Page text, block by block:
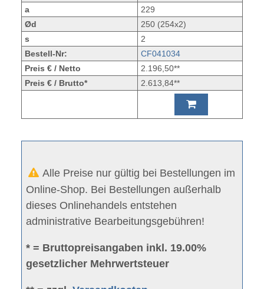
a
229
Ød
250 (254x2)
s
2
Bestell-Nr:
CF041034
Preis € / Netto
2.196,50**
Preis € / Brutto*
2.613,84**
Alle Preise nur gültig bei Bestellungen im
Online-Shop. Bei Bestellungen außerhalb
dieses Onlinehandels entstehen
administrative Bearbeitungsgebühren!
* = Bruttopreisangaben inkl. 19.00%
gesetzlicher Mehrwertsteuer